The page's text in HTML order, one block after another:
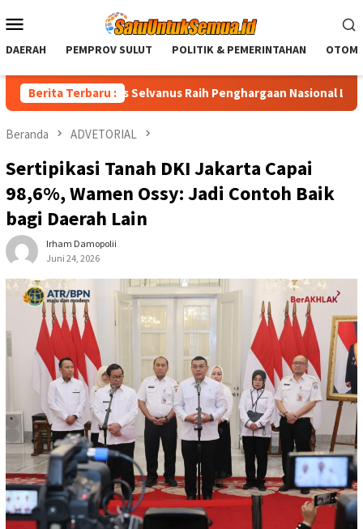
ke
Mobile
DAERAH PEMPROV SULUT POLITIK & PEMERINTAHAN
Berita Terbaru :
Yulius Selvanus Raih Penghargaan Nasional LPM RI
Beranda ADVETORIAL
Sertipikasi Tanah DKI Jakarta Capai
98,6%, Wamen Ossy: Jadi Contoh Baik
bagi Daerah Lain
Irham Damopolii
Juni 24, 2026